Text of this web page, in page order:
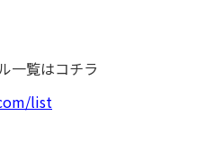
一覧はコチラ
list